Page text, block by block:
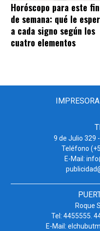
Horóscopo para este fin
de semana: qué le
a cada signo según los
cuatro elementos
9 de Julio 329
Teléfono
E-Mail:
Roque
Tel: 4455555.
E-Mail: